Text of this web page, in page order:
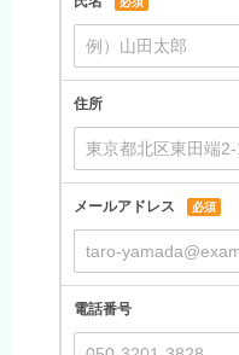
住所
メールアドレス 必須
電話番号